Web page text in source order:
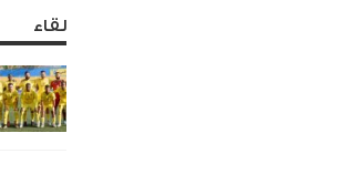
لقاء